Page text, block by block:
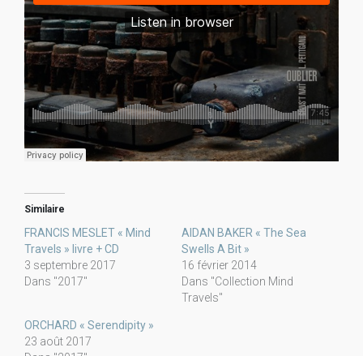
Similaire
FRANCIS MESLET « Mind
Travels » livre + CD
3 septembre 2017
Dans "2017"
AIDAN BAKER « The Sea
Swells A Bit »
16 février 2014
Dans "Collection Mind
Travels"
ORCHARD « Serendipity »
23 août 2017